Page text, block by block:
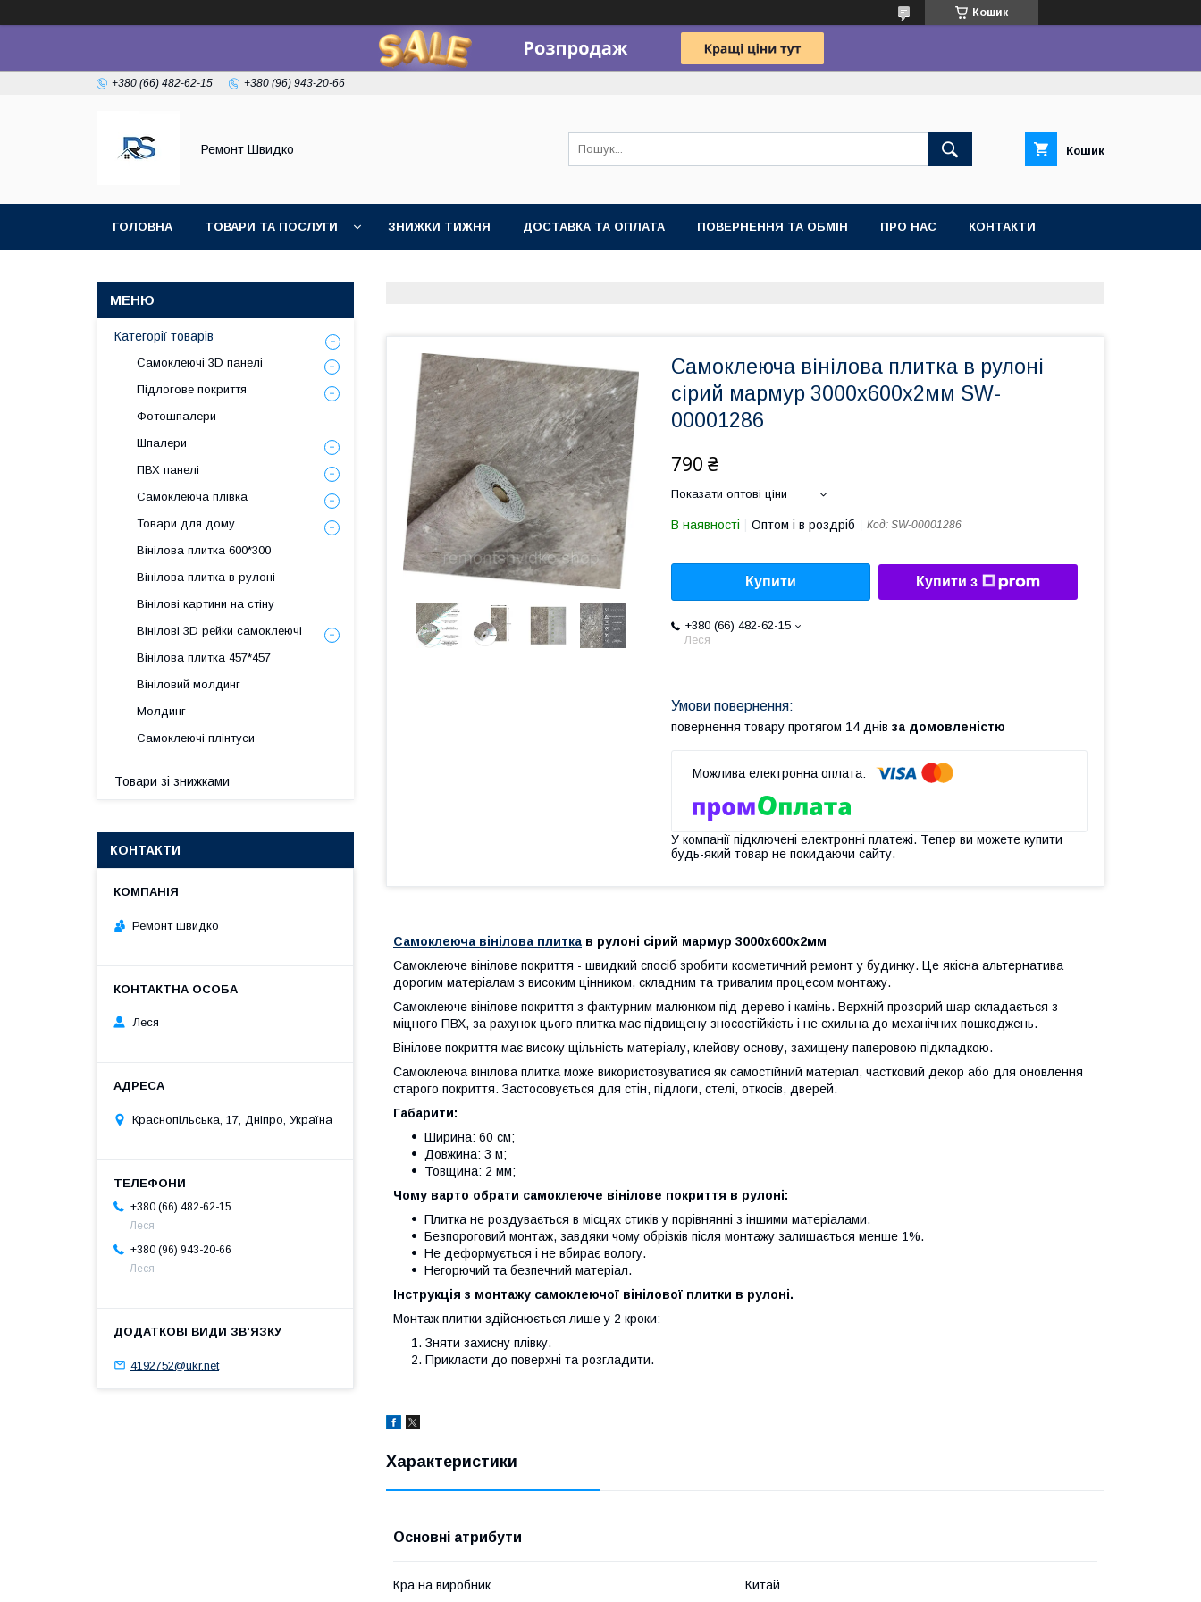
Кошик
+380 (66) 482-62-15 +380 (96) 943-20-66
Ремонт Швидко Кошик
ГОЛОВНА ТОВАРИ ТА ПОСЛУГИ ЗНИЖКИ ТИЖНЯ ДОСТАВКА ТА ОПЛАТА ПОВЕРНЕННЯ ТА ОБМІН ПРО НАС КОНТАКТИ
Самоклеюча вінілова плитка в рулоні
сірий мармур 3000х600х2мм SW-
00001286
790 ₴
Показати оптові ціни
В наявності Оптом і в роздріб Код: SW-00001286
Купити Купити з
+380 (66) 482-62-15
Леся
повернення товару протягом 14 днів за домовленістю
У компанії підключені електронні платежі. Тепер ви можете купити
будь-який товар не покидаючи сайту.
Самоклеюча вінілова плитка в рулоні сірий мармур 3000х600х2мм
Самоклеюче вінілове покриття - швидкий спосіб зробити косметичний ремонт у будинку. Це якісна альтернатива
дорогим матеріалам з високим цінником, складним та тривалим процесом монтажу.
Самоклеюче вінілове покриття з фактурним малюнком під дерево і камінь. Верхній прозорий шар складається з
міцного ПВХ, за рахунок цього плитка має підвищену зносостійкість і не схильна до механічних пошкоджень.
Вінілове покриття має високу щільність матеріалу, клейову основу, захищену паперовою підкладкою.
Самоклеюча вінілова плитка може використовуватися як самостійний матеріал, частковий декор або для оновлення
старого покриття. Застосовується для стін, підлоги, стелі, откосів, дверей.
Габарити:
Ширина: 60 см;
Довжина: 3 м;
Товщина: 2 мм;
Чому варто обрати самоклеюче вінілове покриття в рулоні:
Плитка не роздувається в місцях стиків у порівнянні з іншими матеріалами.
Безпороговий монтаж, завдяки чому обрізків після монтажу залишається менше 1%.
Не деформується і не вбирає вологу.
Негорючий та безпечний матеріал.
Інструкція з монтажу самоклеючої вінілової плитки в рулоні.
Монтаж плитки здійснюється лише у 2 кроки:
Зняти захисну плівку.
Прикласти до поверхні та розгладити.
Характеристики
Основні атрибути
Країна виробник Китай
Категорії товарів
Самоклеючі 3D панелі
Підлогове покриття
Фотошпалери
Шпалери
ПВХ панелі
Самоклеюча плівка
Товари для дому
Вінілова плитка 600*300
Вінілова плитка в рулоні
Вінілові картини на стіну
Вінілові 3D рейки самоклеючі
Вінілова плитка 457*457
Вініловий молдинг
Молдинг
Самоклеючі плінтуси
Товари зі знижками
КОНТАКТИ
Ремонт швидко
Леся
Краснопільська, 17, Дніпро, Україна
+380 (66) 482-62-15
Леся
+380 (96) 943-20-66
Леся
4192752@ukr.net